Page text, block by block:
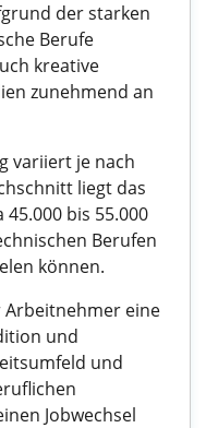
der starken
Berufe
kreative
zunehmend an
variiert je nach
liegt das
bis 55.000
Berufen
können.
eine
und
und
Jobwechsel